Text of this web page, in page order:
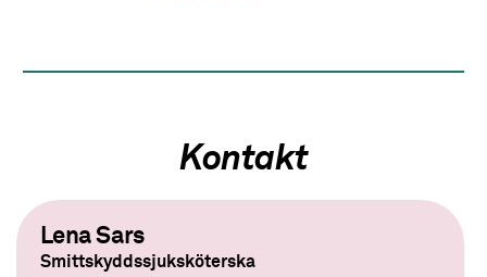
Kontakt
Lena Sars
Smittskyddssjuksköterska